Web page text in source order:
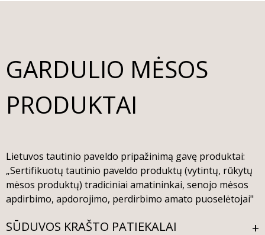
GARDULIO MĖSOS
PRODUKTAI
Lietuvos tautinio paveldo pripažinimą gavę produktai:
„Sertifikuotų tautinio paveldo produktų (vytintų, rūkytų
mėsos produktų) tradiciniai amatininkai, senojo mėsos
apdirbimo, apdorojimo, perdirbimo amato puoselėtojai"
SŪDUVOS KRAŠTO PATIEKALAI